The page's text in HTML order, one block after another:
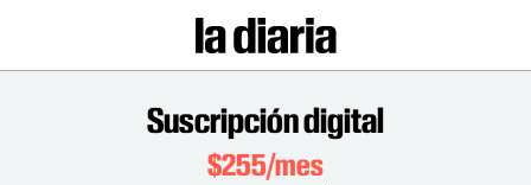
Suscripción digital
$255/mes